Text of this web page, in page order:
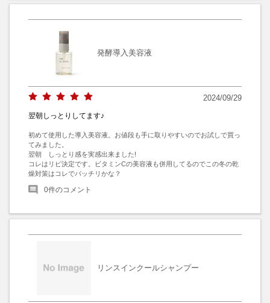
発酵導入美容液
2024/09/29
翌朝しっとりしてます♪
初めて使用した導入美容液。お値段も手に取りやすいのでお試しで買っ
てみました。
翌朝　しっとり感を実感出来ました!
コレはリピ決定です。ビタミンCの美容液も併用してるのでこの冬の乾
燥対策はコレでバッチリかな？
0件のコメント
リンスインクールシャンプー